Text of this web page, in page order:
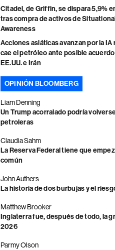
Citadel, de Griffin, se dispara 5,9%
tras compra de activos de
Awareness
Acciones asiáticas avanzan por la IA
cae el petróleo ante posible
EE.UU. e Irán
OPINIÓN BLOOMBERG
Liam Denning
Un Trump acorralado podría
petroleras
Claudia Sahm
La Reserva Federal tiene que
común
John Authers
La historia de dos burbujas y el
Matthew Brooker
Inglaterra fue, después de todo, la
2026
Parmy Olson